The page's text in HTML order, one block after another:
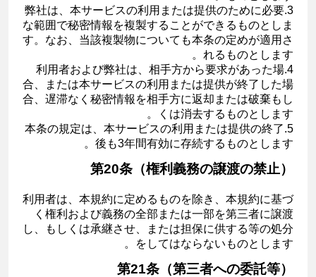
3.弊社は、本サービスの利用または提供のために必要
な範囲で秘密情報を複製することができるものとしま
す。なお、当該複製物についても本条の定めが適用さ
れるものとします。
4.利用者および弊社は、相手方から要求があった場
合、または本サービスの利用または提供が終了した場
合、遅滞なく秘密情報を相手方に返却または破棄もし
くは消去するものとします。
5.本条の規定は、本サービスの利用または提供の終了
後も3年間有効に存続するものとします。
第20条（権利義務の譲渡の禁止）
利用者は、本規約に定めるものを除き、本規約に基づ
く権利および義務の全部または一部を第三者に譲渡
し、もしくは承継させ、または担保に供する等の処分
をしてはならないものとします。
第21条（第三者への委託等）